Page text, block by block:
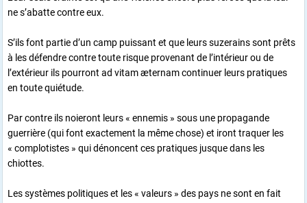
ne s’abatte contre eux.
S’ils font partie d’un camp puissant et que leurs suzerains sont prêts
à les défendre contre toute risque provenant de l’intérieur ou de
l’extérieur ils pourront ad vitam æternam continuer leurs pratiques
en toute quiétude.
Par contre ils noieront leurs « ennemis » sous une propagande
guerrière (qui font exactement la même chose) et iront traquer les
« complotistes » qui dénoncent ces pratiques jusque dans les
chiottes.
Les systèmes politiques et les « valeurs » des pays ne sont en fait